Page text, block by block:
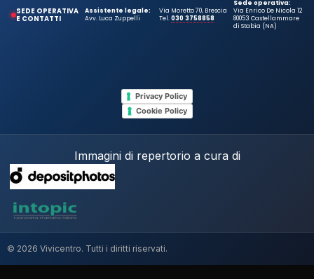
SEDE OPERATIVA
E CONTATTI
Assistente legale:
Avv. Luca Zuppelli
Via Moretto 70, Brescia
Tel.030 3758858
Sede operativa:
Via Enrico De Nicola 12
80053 Castellammare
di Stabia (NA)
Privacy Policy
Cookie Policy
Immagini di repertorio a cura di
© 2026 Vivicentro. Tutti i diritti riservati.